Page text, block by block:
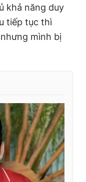
khả năng duy
tiếp tục thì
mình bị